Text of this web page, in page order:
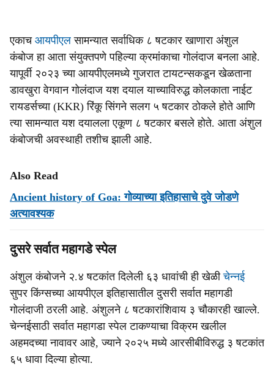
एकाच आयपीएलसामन्यात सर्वाधिक ८ षटकार खाणारा अंशुल
कंबोज हा आता संयुक्तपणे पहिल्या क्रमांकाचा गोलंदाज बनला आहे.
यापूर्वी २०२३ च्या आयपीएलमध्ये गुजरात टायटन्सकडून खेळताना
डावखुरा वेगवान गोलंदाज यश दयाल याच्याविरुद्ध कोलकाता नाईट
रायडर्सच्या (KKR) रिंकू सिंगने सलग ५ षटकार ठोकले होते आणि
त्या सामन्यात यश दयालला एकूण ८ षटकार बसले होते. आता अंशुल
कंबोजची अवस्थाही तशीच झाली आहे.
Also Read
Ancient history of Goa: गोव्याच्या इतिहासाचे दुवे जोडणे
अत्यावश्यक
दुसरे सर्वात महागडे स्पेल
अंशुल कंबोजने २.४ षटकांत दिलेली ६३ धावांची ही खेळीचेन्नई
सुपर किंग्सच्या आयपीएल इतिहासातील दुसरी सर्वात महागडी
गोलंदाजी ठरली आहे. अंशुलने ८ षटकारांशिवाय ३ चौकारही खाल्ले.
चेन्नईसाठी सर्वात महागडा स्पेल टाकण्याचा विक्रम खलील
अहमदच्या नावावर आहे, ज्याने २०२५ मध्ये आरसीबीविरुद्ध ३ षटकांत
६५ धावा दिल्या होत्या.